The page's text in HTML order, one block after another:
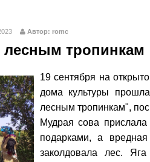
Автор: romc
лесным тропинкам
19 сентября на
дома культуры
лесным тропинкам",
Мудрая сова
подарками, а
заколдовала лес. Яга